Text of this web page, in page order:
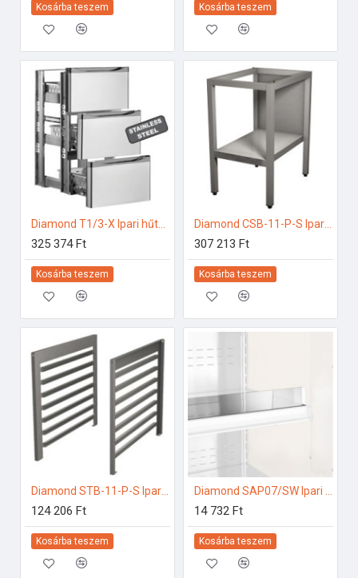
Kosárba teszem Kosárba teszem
325 374 Ft
Kosárba teszem
Diamond CSB-11-P-S Ipari rozsdamentes bútorok
307 213 Ft
Kosárba teszem
124 206 Ft
Kosárba teszem
14 732 Ft
Kosárba teszem